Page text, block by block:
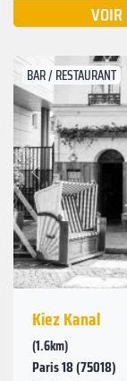
VOIR
BAR / RESTAURANT
Précédent
Kiez Kanal
(1.6km)
Paris 18 (75018)